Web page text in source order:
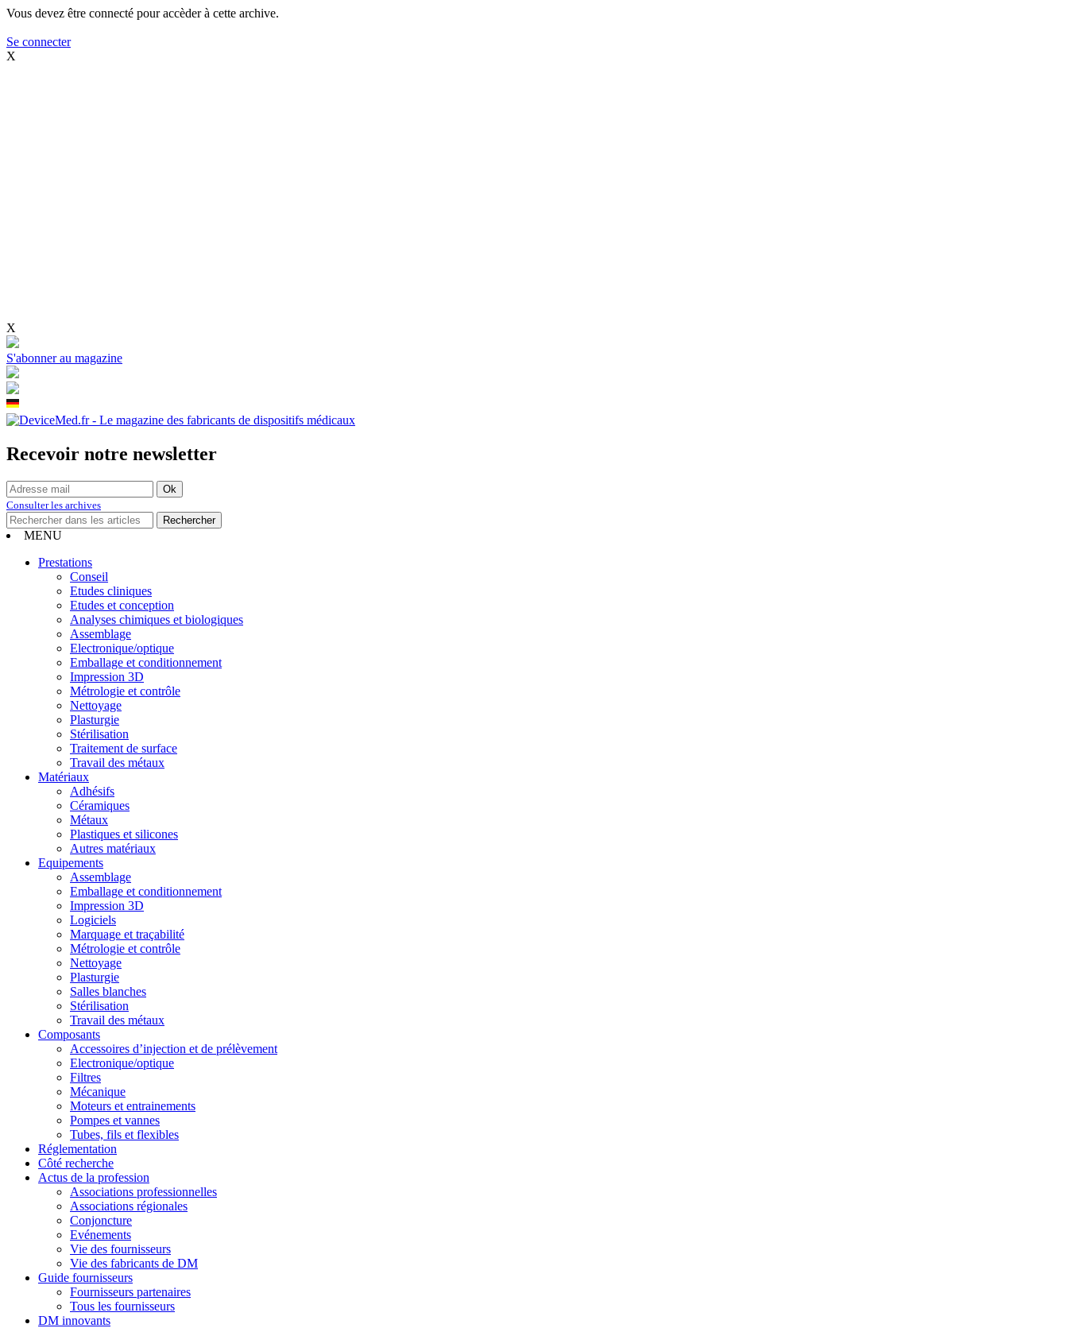
Vous devez être connecté pour accèder à cette archive.
Se connecter
X
X
S'abonner au magazine
Recevoir notre newsletter
Consulter les archives
MENU
Prestations
Conseil
Etudes cliniques
Etudes et conception
Analyses chimiques et biologiques
Assemblage
Electronique/optique
Emballage et conditionnement
Impression 3D
Métrologie et contrôle
Nettoyage
Plasturgie
Stérilisation
Traitement de surface
Travail des métaux
Matériaux
Adhésifs
Céramiques
Métaux
Plastiques et silicones
Autres matériaux
Equipements
Assemblage
Emballage et conditionnement
Impression 3D
Logiciels
Marquage et traçabilité
Métrologie et contrôle
Nettoyage
Plasturgie
Salles blanches
Stérilisation
Travail des métaux
Composants
Accessoires d’injection et de prélèvement
Electronique/optique
Filtres
Mécanique
Moteurs et entrainements
Pompes et vannes
Tubes, fils et flexibles
Réglementation
Côté recherche
Actus de la profession
Associations professionnelles
Associations régionales
Conjoncture
Evénements
Vie des fournisseurs
Vie des fabricants de DM
Guide fournisseurs
Fournisseurs partenaires
Tous les fournisseurs
DM innovants